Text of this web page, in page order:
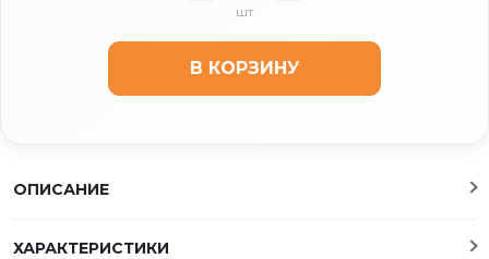
шт
В КОРЗИНУ
ОПИСАНИЕ
ХАРАКТЕРИСТИКИ